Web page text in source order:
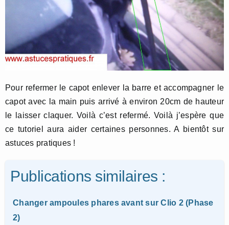
Pour refermer le capot enlever la barre et accompagner le
capot avec la main puis arrivé à environ 20cm de hauteur
le laisser claquer. Voilà c’est refermé. Voilà j’espère que
ce tutoriel aura aider certaines personnes. A bientôt sur
astuces pratiques !
Publications similaires :
Changer ampoules phares avant sur Clio 2 (Phase
2)